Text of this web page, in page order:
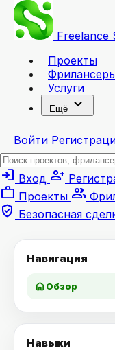
Freelance
Проекты
Услуги
Ещё expand_more
Войти
login Вход person_add
work Проекты group
verified_user Безопасная
Навигация
home Обзор
Навыки